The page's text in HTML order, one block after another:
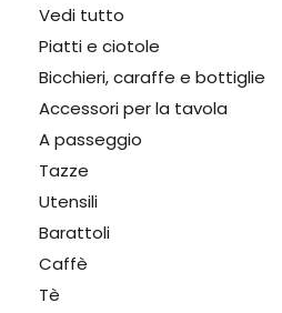
Vedi tutto
Piatti e ciotole
Bicchieri, caraffe e bottiglie
Accessori per la tavola
A passeggio
Tazze
Utensili
Barattoli
Caffè
Tè